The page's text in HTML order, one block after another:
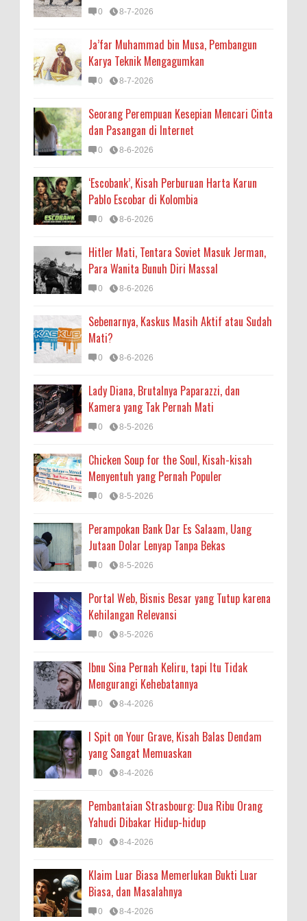
0 8-7-2026
Ja’far Muhammad bin Musa, Pembangun
Karya Teknik Mengagumkan
0 8-7-2026
Seorang Perempuan Kesepian Mencari Cinta
dan Pasangan di Internet
0 8-6-2026
‘Escobank’, Kisah Perburuan Harta Karun
Pablo Escobar di Kolombia
0 8-6-2026
Hitler Mati, Tentara Soviet Masuk Jerman,
Para Wanita Bunuh Diri Massal
0 8-6-2026
Sebenarnya, Kaskus Masih Aktif atau Sudah
Mati?
0 8-6-2026
Lady Diana, Brutalnya Paparazzi, dan
Kamera yang Tak Pernah Mati
0 8-5-2026
Chicken Soup for the Soul, Kisah-kisah
Menyentuh yang Pernah Populer
0 8-5-2026
Perampokan Bank Dar Es Salaam, Uang
Jutaan Dolar Lenyap Tanpa Bekas
0 8-5-2026
Portal Web, Bisnis Besar yang Tutup karena
Kehilangan Relevansi
0 8-5-2026
Ibnu Sina Pernah Keliru, tapi Itu Tidak
Mengurangi Kehebatannya
0 8-4-2026
I Spit on Your Grave, Kisah Balas Dendam
yang Sangat Memuaskan
0 8-4-2026
Pembantaian Strasbourg: Dua Ribu Orang
Yahudi Dibakar Hidup-hidup
0 8-4-2026
Klaim Luar Biasa Memerlukan Bukti Luar
Biasa, dan Masalahnya
0 8-4-2026